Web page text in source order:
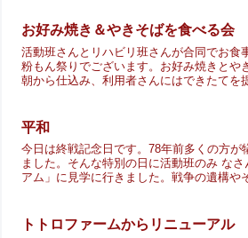
お好み焼き＆やきそばを食べる会
活動班さんとリハビリ班さんが合同でお食
粉もん祭りでございます。お好み焼きとや
朝から仕込み、利用者さんにはできたてを
平和
今日は終戦記念日です。78年前多くの方が
ました。そんな特別の日に活動班のみ な
アム」に見学に行きました。戦争の遺構や
トトロファームからリニューアル